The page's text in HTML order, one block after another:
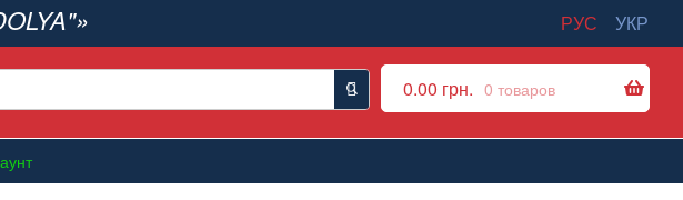
РУС
УКР
0.00 грн. 0 товаров